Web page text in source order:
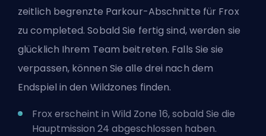
zeitlich begrenzte Parkour-Abschnitte für Frox
zu completed. Sobald Sie fertig sind, werden sie
glücklich Ihrem Team beitreten. Falls Sie sie
verpassen, können Sie alle drei nach dem
Endspiel in den Wildzones finden.
Frox erscheint in Wild Zone 16, sobald Sie die
Hauptmission 24 abgeschlossen haben.